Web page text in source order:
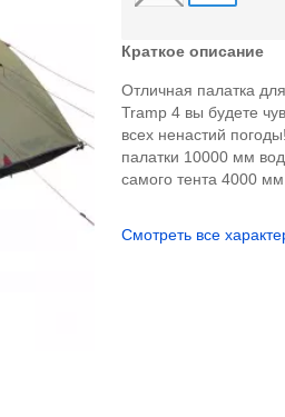
Краткое описание
Отличная палатка
Tramp 4 вы будете
всех ненастий
палатки 10000 мм
самого тента 4000 мм
Смотреть все